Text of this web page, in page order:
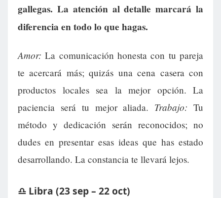
gallegas. La atención al detalle marcará la
diferencia en todo lo que hagas.
Amor: La comunicación honesta con tu pareja
te acercará más; quizás una cena casera con
productos locales sea la mejor opción. La
paciencia será tu mejor aliada. Trabajo: Tu
método y dedicación serán reconocidos; no
dudes en presentar esas ideas que has estado
desarrollando. La constancia te llevará lejos.
♎ Libra (23 sep – 22 oct)